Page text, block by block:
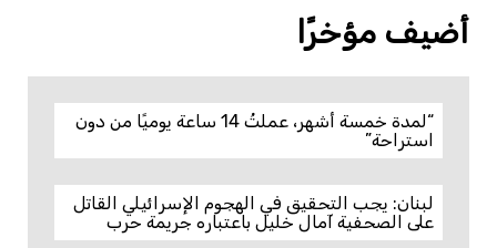
أضيف مؤخرًا
“لمدة خمسة أشهر، عملتُ 14 ساعة يوميًا من دون
استراحة”
لبنان: يجب التحقيق في الهجوم الإسرائيلي القاتل
على الصحفية آمال خليل باعتباره جريمة حرب